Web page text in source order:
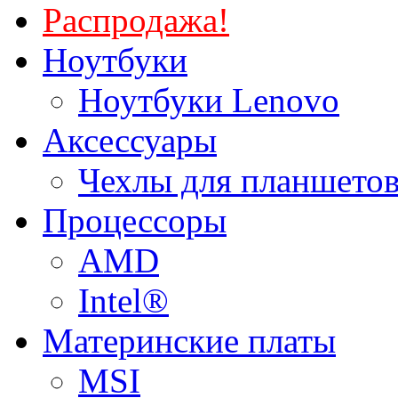
Распродажа!
Ноутбуки
Ноутбуки Lenovo
Аксессуары
Чехлы для
Процессоры
AMD
Intel®
Материнские платы
MSI